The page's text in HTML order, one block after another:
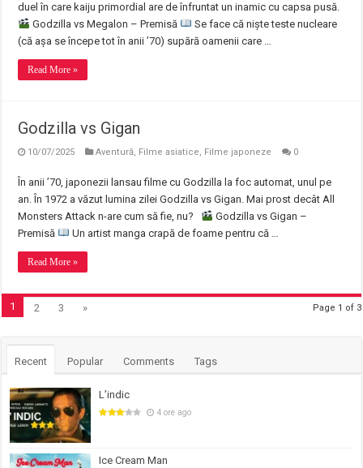
duel în care kaiju primordial are de înfruntat un inamic cu capsa pusă.
Godzilla vs Megalon – Premisă
Se face că niște teste nucleare
(că așa se începe tot în anii ’70) supără oamenii care …
Read More »
Godzilla vs Gigan
10/07/2025 Aventură, Filme asiatice, Filme japoneze 0
În anii ’70, japonezii lansau filme cu Godzilla la foc automat, unul pe
an. În 1972 a văzut lumina zilei Godzilla vs Gigan. Mai prost decât All
Monsters Attack n-are cum să fie, nu?
Godzilla vs Gigan –
Premisă
Un artist manga crapă de foame pentru că …
Read More »
Page 1 of 3
1 2 3 »
Recent Popular Comments Tags
L’indic
4 ore ago
Ice Cream Man